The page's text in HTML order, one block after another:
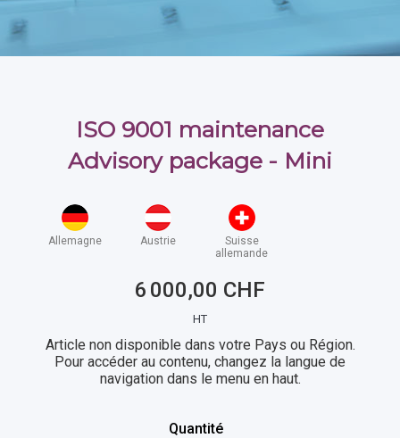
ISO 9001 maintenance
Advisory package - Mini
Allemagne Austrie
Suisse
allemande
6 000,00 CHF
HT
Article non disponible dans votre Pays ou Région.
Pour accéder au contenu, changez la langue de
navigation dans le menu en haut.
Quantité